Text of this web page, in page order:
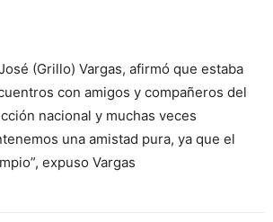
(Grillo) Vargas, afirmó que estaba
con amigos y compañeros del
nacional y muchas veces
una amistad pura, ya que el
expuso Vargas